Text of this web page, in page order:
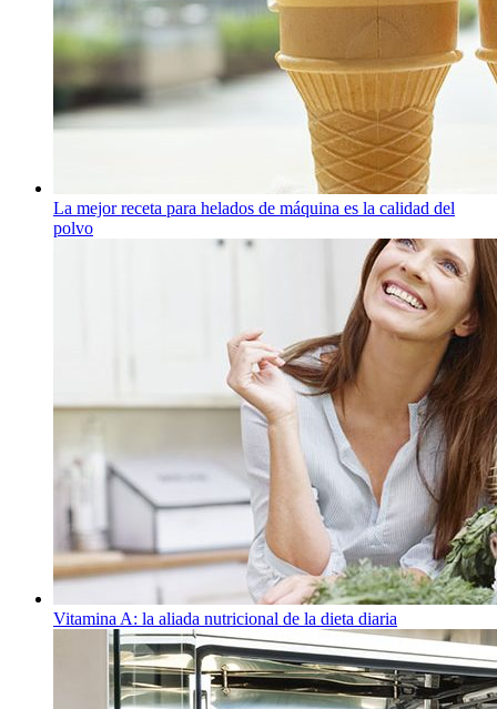
La mejor receta para helados de máquina es la calidad del
polvo
Vitamina A: la aliada nutricional de la dieta diaria